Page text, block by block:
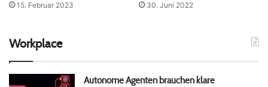
15. Februar 2023 30. Juni 2022
Workplace
Autonome Agenten brauchen klare